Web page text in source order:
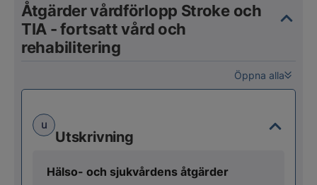
Åtgärder vårdförlopp Stroke och
TIA - fortsatt vård och
rehabilitering
Öppna alla
u
Utskrivning
Hälso- och sjukvårdens åtgärder